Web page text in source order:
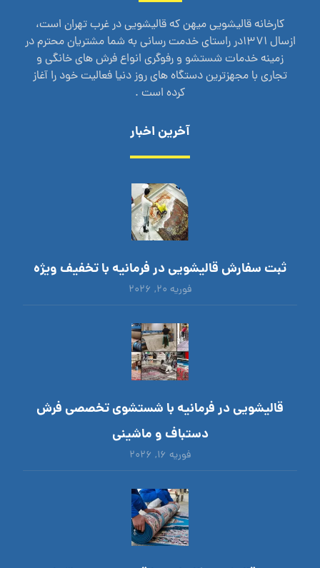
کارخانه قالیشویی میهن که قالیشویی در غرب تهران است،
ازسال 1371در راستای خدمت رسانی به شما مشتریان محترم در
زمینه خدمات شستشو و رفوگری انواع فرش های خانگی و
تجاری با مجهزترین دستگاه های روز دنیا فعالیت خود را آغاز
کرده است .
آخرین اخبار
ثبت سفارش قالیشویی در فرمانیه با تخفیف ویژه
فوریه ۲۰, ۲۰۲۶
قالیشویی در فرمانیه با شستشوی تخصصی فرش
دستباف و ماشینی
فوریه ۱۶, ۲۰۲۶